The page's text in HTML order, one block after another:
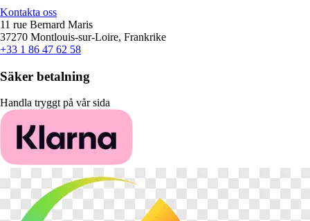
Kontakta oss
11 rue Bernard Maris
37270 Montlouis-sur-Loire, Frankrike
+33 1 86 47 62 58
Säker betalning
Handla tryggt på vår sida